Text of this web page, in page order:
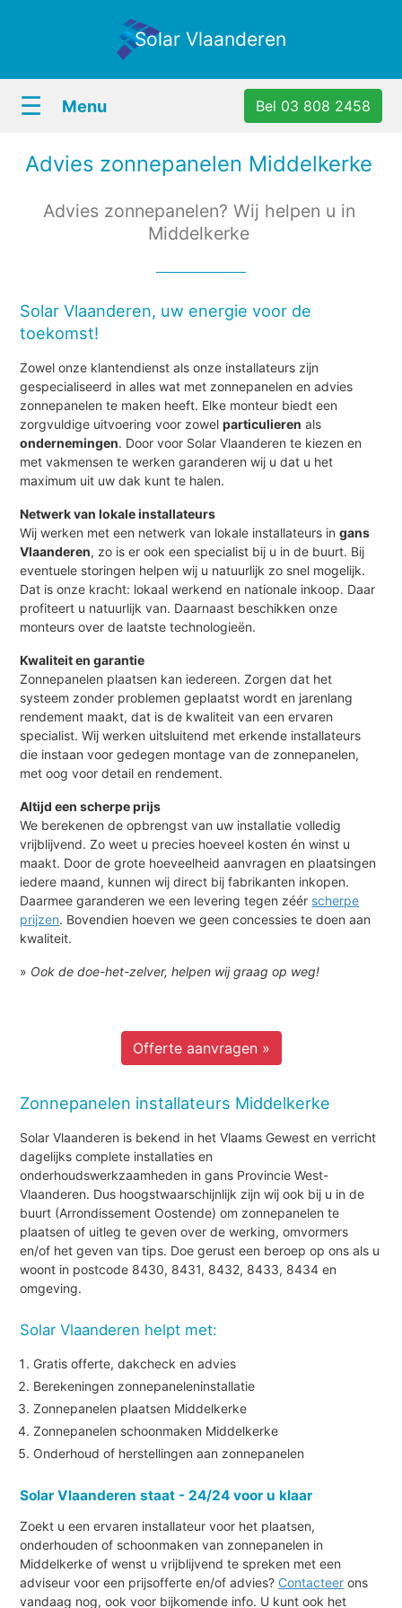
Solar Vlaanderen
☰ Menu Bel 03 808 2458
Advies zonnepanelen Middelkerke
Advies zonnepanelen? Wij helpen u in
Middelkerke
Solar Vlaanderen, uw energie voor de
toekomst!
Zowel onze klantendienst als onze installateurs zijn
gespecialiseerd in alles wat met zonnepanelen en advies
zonnepanelen te maken heeft. Elke monteur biedt een
zorgvuldige uitvoering voor zowelparticulieren als
ondernemingen. Door voor Solar Vlaanderen te kiezen en
met vakmensen te werken garanderen wij u dat u het
maximum uit uw dak kunt te halen.
Netwerk van lokale installateurs
Wij werken met een netwerk van lokale installateurs ingans
Vlaanderen, zo is er ook een specialist bij u in de buurt. Bij
eventuele storingen helpen wij u natuurlijk zo snel mogelijk.
Dat is onze kracht: lokaal werkend en nationale inkoop. Daar
profiteert u natuurlijk van. Daarnaast beschikken onze
monteurs over de laatste technologieën.
Kwaliteit en garantie
Zonnepanelen plaatsen kan iedereen. Zorgen dat het
systeem zonder problemen geplaatst wordt en jarenlang
rendement maakt, dat is de kwaliteit van een ervaren
specialist. Wij werken uitsluitend met erkende installateurs
die instaan voor gedegen montage van de zonnepanelen,
met oog voor detail en rendement.
Altijd een scherpe prijs
We berekenen de opbrengst van uw installatie volledig
vrijblijvend. Zo weet u precies hoeveel kosten én winst u
maakt. Door de grote hoeveelheid aanvragen en plaatsingen
iedere maand, kunnen wij direct bij fabrikanten inkopen.
Daarmee garanderen we een levering tegen zéér scherpe
prijzen. Bovendien hoeven we geen concessies te doen aan
kwaliteit.
» Ook de doe-het-zelver, helpen wij graag op weg!
Offerte aanvragen »
Zonnepanelen installateurs Middelkerke
Solar Vlaanderen is bekend in het Vlaams Gewest en verricht
dagelijks complete installaties en
onderhoudswerkzaamheden in gans Provincie West-
Vlaanderen. Dus hoogstwaarschijnlijk zijn wij ook bij u in de
buurt (Arrondissement Oostende) om zonnepanelen te
plaatsen of uitleg te geven over de werking, omvormers
en/of het geven van tips. Doe gerust een beroep op ons als u
woont in postcode 8430, 8431, 8432, 8433, 8434 en
omgeving.
Solar Vlaanderen helpt met:
Gratis offerte, dakcheck en advies
Berekeningen zonnepaneleninstallatie
Zonnepanelen plaatsen Middelkerke
Zonnepanelen schoonmaken Middelkerke
Onderhoud of herstellingen aan zonnepanelen
Solar Vlaanderen staat - 24/24 voor u klaar
Zoekt u een ervaren installateur voor het plaatsen,
onderhouden of schoonmaken van zonnepanelen in
Middelkerke of wenst u vrijblijvend te spreken met een
adviseur voor een prijsofferte en/of advies? Contacteer ons
vandaag nog, ook voor bijkomende info. U kunt ook het